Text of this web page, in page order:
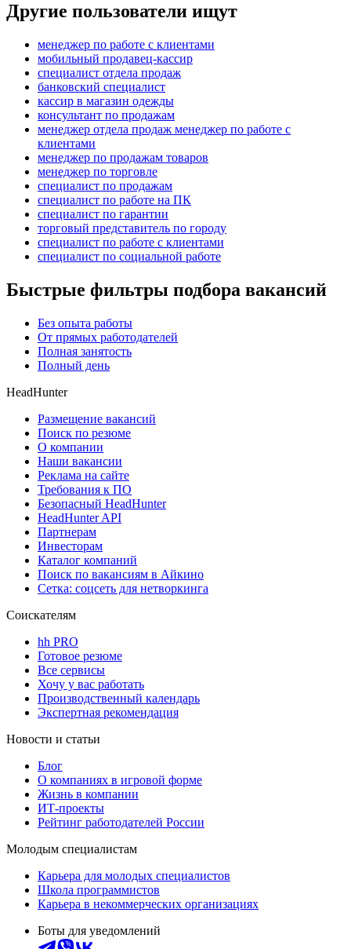
Другие пользователи ищут
менеджер по работе с клиентами
мобильный продавец-кассир
специалист отдела продаж
банковский специалист
кассир в магазин одежды
консультант по продажам
менеджер отдела продаж менеджер по работе с
клиентами
менеджер по продажам товаров
менеджер по торговле
специалист по продажам
специалист по работе на ПК
специалист по гарантии
торговый представитель по городу
специалист по работе с клиентами
специалист по социальной работе
Быстрые фильтры подбора вакансий
Без опыта работы
От прямых работодателей
Полная занятость
Полный день
HeadHunter
Размещение вакансий
Поиск по резюме
О компании
Наши вакансии
Реклама на сайте
Требования к ПО
Безопасный HeadHunter
HeadHunter API
Партнерам
Инвесторам
Каталог компаний
Поиск по вакансиям в Айкино
Сетка: соцсеть для нетворкинга
Соискателям
hh PRO
Готовое резюме
Все сервисы
Хочу у вас работать
Производственный календарь
Экспертная рекомендация
Новости и статьи
Блог
О компаниях в игровой форме
Жизнь в компании
ИТ-проекты
Рейтинг работодателей России
Молодым специалистам
Карьера для молодых специалистов
Школа программистов
Карьера в некоммерческих организациях
Боты для уведомлений